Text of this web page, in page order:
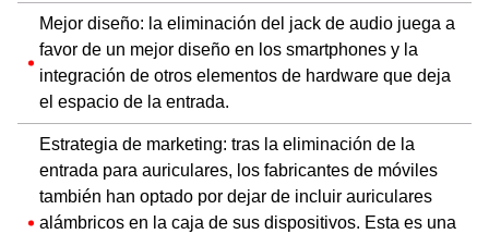
Mejor diseño: la eliminación del jack de audio juega a
favor de un mejor diseño en los smartphones y la
integración de otros elementos de hardware que deja
el espacio de la entrada.
Estrategia de marketing: tras la eliminación de la
entrada para auriculares, los fabricantes de móviles
también han optado por dejar de incluir auriculares
alámbricos en la caja de sus dispositivos. Esta es una